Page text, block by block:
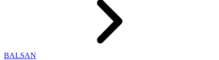
BALSAN